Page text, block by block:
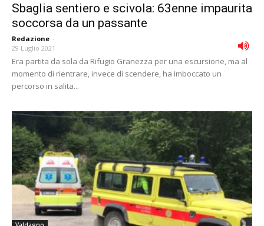
Sbaglia sentiero e scivola: 63enne impaurita
soccorsa da un passante
Redazione -
29 Luglio 2021
Era partita da sola da Rifugio Granezza per una escursione, ma al
momento di rientrare, invece di scendere, ha imboccato un
percorso in salita...